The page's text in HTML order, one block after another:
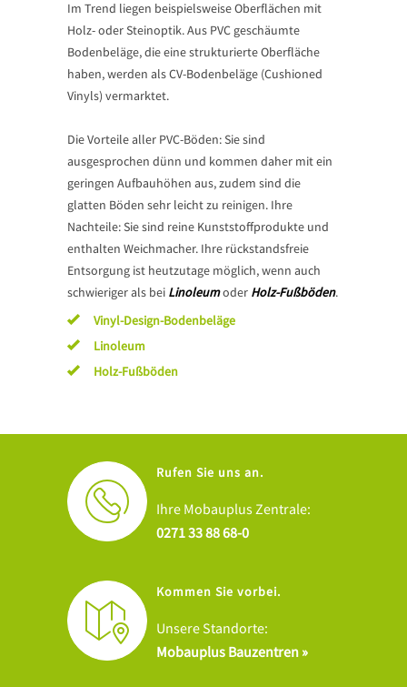
Im Trend liegen beispielsweise Oberflächen mit
Holz- oder Steinoptik. Aus PVC geschäumte
Bodenbeläge, die eine strukturierte Oberfläche
haben, werden als CV-Bodenbeläge (Cushioned
Vinyls) vermarktet.
Die Vorteile aller PVC-Böden: Sie sind
ausgesprochen dünn und kommen daher mit ein
geringen Aufbauhöhen aus, zudem sind die
glatten Böden sehr leicht zu reinigen. Ihre
Nachteile: Sie sind reine Kunststoffprodukte und
enthalten Weichmacher. Ihre rückstandsfreie
Entsorgung ist heutzutage möglich, wenn auch
schwieriger als bei Linoleumoder Holz-Fußböden.
Vinyl-Design-Bodenbeläge
Linoleum
Holz-Fußböden
Rufen Sie uns an.
Ihre Mobauplus Zentrale:
0271 33 88 68-0
Kommen Sie vorbei.
Unsere Standorte:
Mobauplus Bauzentren »